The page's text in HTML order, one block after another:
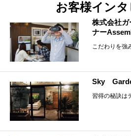
お客様イン
株式会社ガ
ナー
こだわりを強
Sky
習得の秘訣は